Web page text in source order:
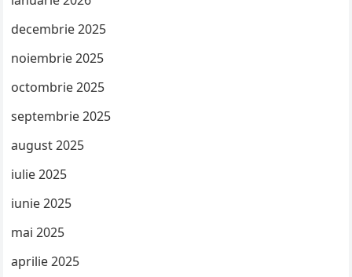
decembrie 2025
noiembrie 2025
octombrie 2025
septembrie 2025
august 2025
iulie 2025
iunie 2025
mai 2025
aprilie 2025